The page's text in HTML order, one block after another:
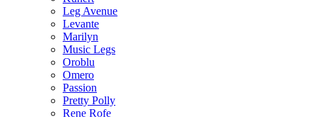
Leg Avenue
Levante
Marilyn
Music Legs
Oroblu
Omero
Passion
Pretty Polly
Rene Rofe